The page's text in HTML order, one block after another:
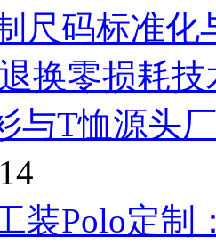
尺码标准
换零损耗
与T恤源头
装Polo定制